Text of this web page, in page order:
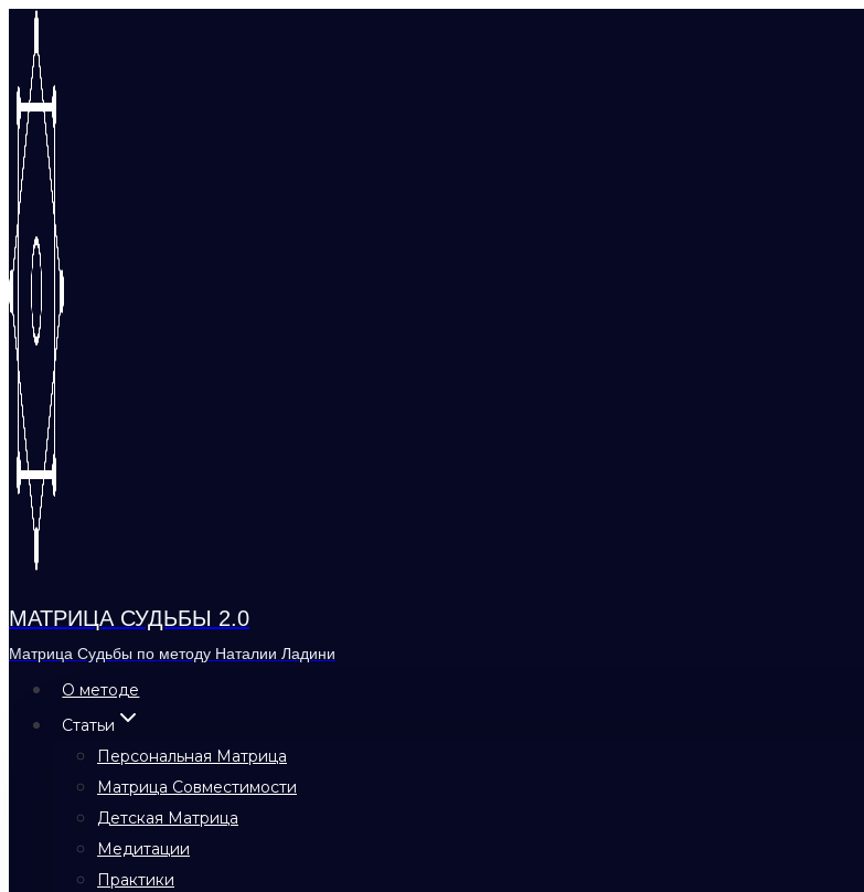
Перейти
содержимому
МАТРИЦА СУДЬБЫ 2.0
Матрица Судьбы по методу Наталии Ладини
О методе
Статьи
Персональная Матрица
Матрица Совместимости
Детская Матрица
Медитации
Практики